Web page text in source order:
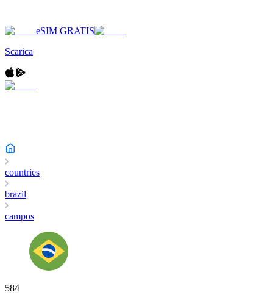
eSIM GRATIS
Scarica
countries
brazil
campos
584